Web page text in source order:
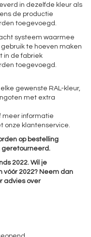
in dezelfde kleur als
de productie
toegevoegd.
systeem waarmee
te hoeven maken
in de fabriek
toegevoegd.
gewenste RAL-kleur,
met extra
meer informatie
onze klantenservice.
op bestelling
geretourneerd.
2022. Wil je
vóór 2022? Neem dan
advies over